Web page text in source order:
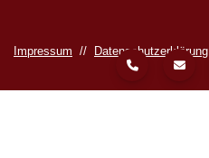
Impressum // Datenschutzerklärung